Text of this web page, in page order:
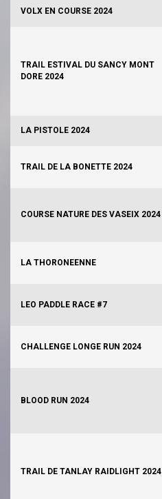
VOLX EN COURSE 2024
TRAIL ESTIVAL DU SANCY MONT
DORE 2024
LA PISTOLE 2024
TRAIL DE LA BONETTE 2024
COURSE NATURE DES VASEIX 2024
LA THORONEENNE
LEO PADDLE RACE #7
CHALLENGE LONGE RUN 2024
BLOOD RUN 2024
TRAIL DE TANLAY RAIDLIGHT 2024